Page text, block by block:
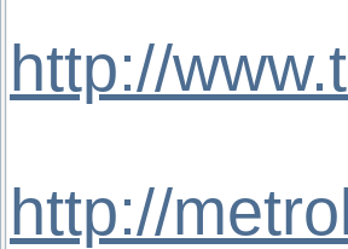
http://
http://